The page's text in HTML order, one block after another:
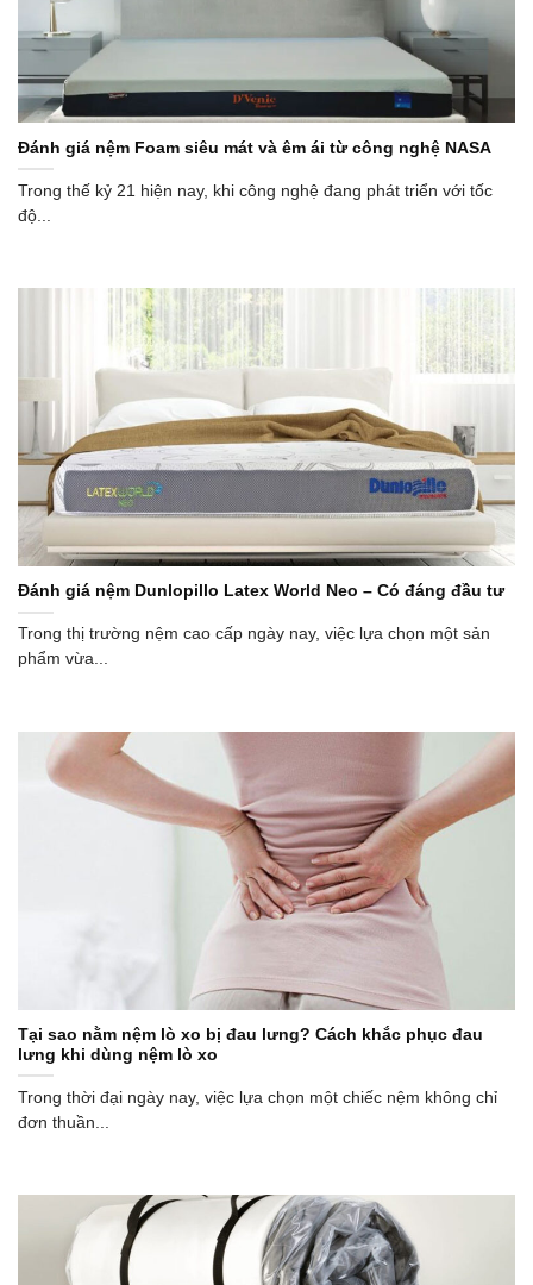
Đánh giá nệm Foam siêu mát và êm ái từ công nghệ NASA
Trong thế kỷ 21 hiện nay, khi công nghệ đang phát triển với tốc
độ...
Đánh giá nệm Dunlopillo Latex World Neo – Có đáng đầu tư
Trong thị trường nệm cao cấp ngày nay, việc lựa chọn một sản
phẩm vừa...
Tại sao nằm nệm lò xo bị đau lưng? Cách khắc phục đau
lưng khi dùng nệm lò xo
Trong thời đại ngày nay, việc lựa chọn một chiếc nệm không chỉ
đơn thuần...